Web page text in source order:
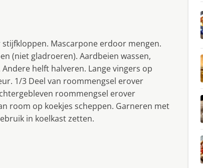
Mascarpone erdoor mengen.
(niet gladroeren). Aardbeien wassen,
helft halveren. Lange vingers op
1/3 Deel van roommengsel erover
roommengsel erover
room op koekjes scheppen. Garneren met
in koelkast zetten.